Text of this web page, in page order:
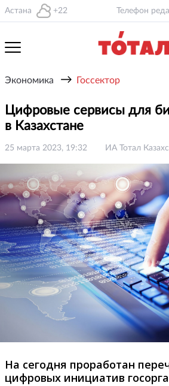
Астана +22 Телефон
Экономика → Госсектор
Цифровые сервисы для
в Казахстане
25 марта 2023, 19:32 ИА Тотал
На сегодня проработан
цифровых инициатив